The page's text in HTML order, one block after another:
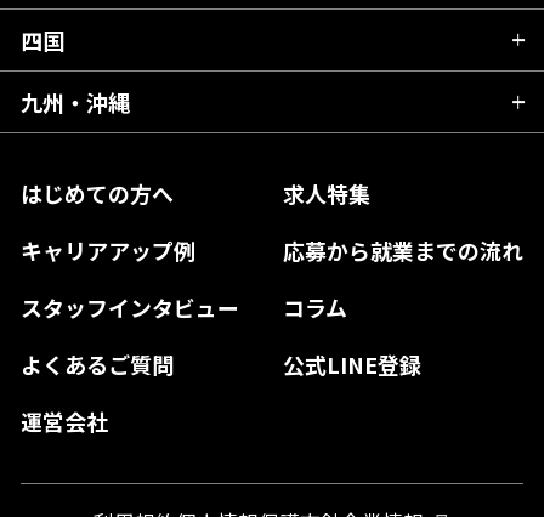
はじめての方へ
求人特集
キャリアアップ例
応募から就業までの流れ
スタッフインタビュー
コラム
よくあるご質問
公式LINE登録
運営会社
福島県
千葉県
東京都
神奈川県
山梨県
長野県
愛知県
京都府
大阪府
奈良県
和歌山県
広島県
岡山県
島根県
山口県
四国
愛媛県
徳島県
九州・沖縄
宮崎県